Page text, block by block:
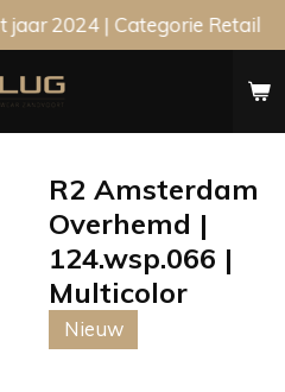
jaar 2024 | Categorie Retail
R2 Amsterdam
Overhemd |
124.wsp.066 |
Multicolor
Nieuw